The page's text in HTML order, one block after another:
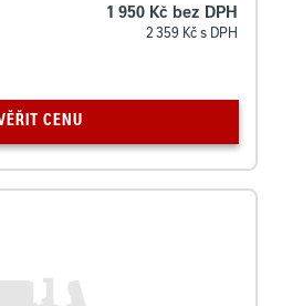
1 950 Kč bez DPH
2 359 Kč s DPH
CENU